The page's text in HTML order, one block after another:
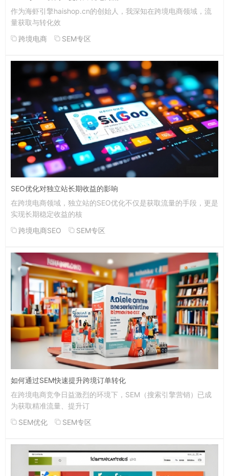
作为海虾引擎haishop.cn的创始人，我深知在跨境电商领域，流
量获取与转化效
跨境电商
SEM专区
SEO优化对独立站长期收益的影响
在跨境电商领域，独立站的SEO优化不仅是获取流量的手段，更是
实现长期稳定收益的核
跨境电商SEO
SEM专区
如何通过SEM快速提升跨境订单转化
在跨境电商竞争日益激烈的环境下，SEM（搜索引擎营销）已成
为获取精准流量、提升订
SEM优化
SEM专区